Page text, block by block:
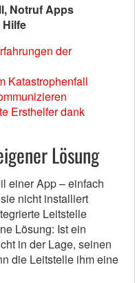
Notruf Apps
der
Katastrophenfall
Ersthelfer dank
Lösung
einer App – einfach
nicht installiert
Leitstelle
Lösung: Ist ein
in der Lage, seinen
die Leitstelle ihm eine